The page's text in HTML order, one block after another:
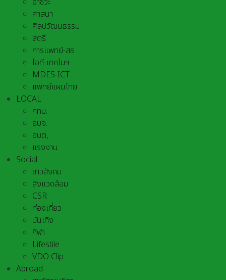
ศาสนา
ศิลปวัฒนธรรม
สตรี
การแพทย์-สธ
ไอที-เทคโนฯ
MDES-ICT
แพทย์แผนไทย
LOCAL
กทม.
อบจ.
อบต,
แรงงาน
Social
ข่าวสังคม
สิ่งแวดล้อม
CSR
ท่องเที่ยว
บันเทิง
กีฬา
Lifestile
VDO Clip
Abroad